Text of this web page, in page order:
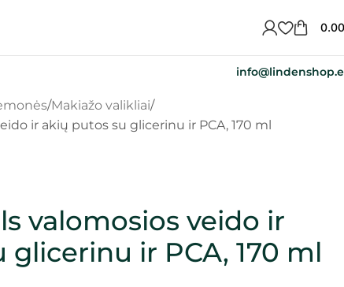
0.00
Makiažo valikliai
ir akių putos su glicerinu ir PCA, 170 ml
valomosios veido ir
glicerinu ir PCA, 170 ml